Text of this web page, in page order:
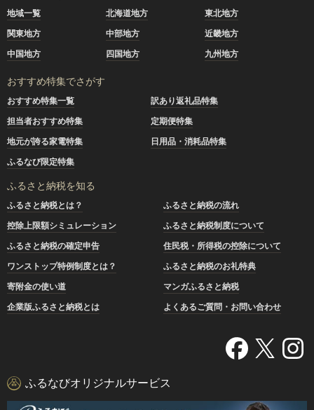
地域一覧 北海道地方
東北地方
関東地方
中部地方
近畿地方
中国地方
四国地方 九州地方
おすすめ特集でさがす
おすすめ特集一覧
訳あり返礼品特集
担当者おすすめ特集
定期便特集
地元が誇る家電特集
日用品・消耗品特集
ふるなび限定特集
ふるさと納税を知る
ふるさと納税とは？
ふるさと納税の流れ
控除上限額シミュレーション
ふるさと納税制度について
ふるさと納税の確定申告
住民税・所得税の控除について
ワンストップ特例制度とは？
ふるさと納税のお礼特典
寄附金の使い道
マンガふるさと納税
企業版ふるさと納税とは
よくあるご質問・お問い合わせ
ふるなびオリジナルサービス